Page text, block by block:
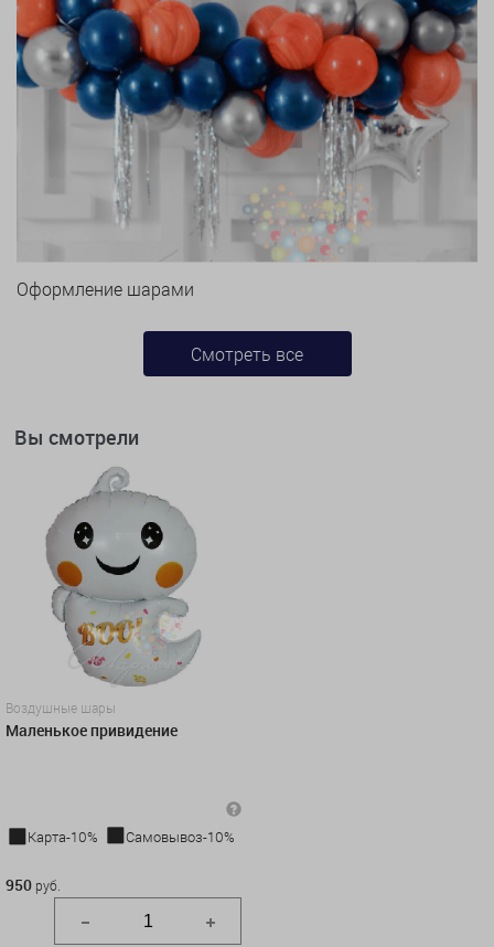
Оформление шарами
Смотреть все
Вы смотрели
Воздушные шары
Маленькое привидение
Карта-10%
Самовывоз-10%
950 руб.